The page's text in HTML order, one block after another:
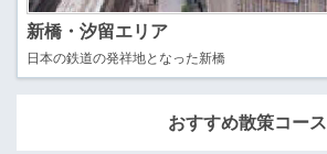
新橋・汐留エリア
日本の鉄道の発祥地となった新橋
おすすめ散策コース